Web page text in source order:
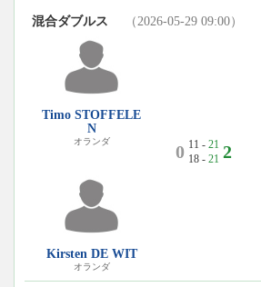
混合ダブルス （2026-05-29 09:00）
Timo STOFFELE
N
オランダ
Kirsten DE WIT
オランダ
0 11 - 21
18 - 21 2